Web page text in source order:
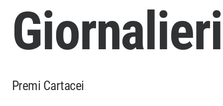
Giornalieri
Premi Cartacei